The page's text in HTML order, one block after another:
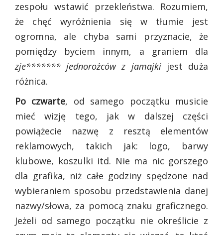
zespołu wstawić przekleństwa. Rozumiem,
że chęć wyróżnienia się w tłumie jest
ogromna, ale chyba sami przyznacie, że
pomiędzy byciem innym, a graniem dla
zje******* jednorożców z jamajkijest duża
różnica.
Po czwarte, od samego początku musicie
mieć wizję tego, jak w dalszej części
powiążecie nazwę z resztą elementów
reklamowych, takich jak: logo, barwy
klubowe, koszulki itd. Nie ma nic gorszego
dla grafika, niż całe godziny spędzone nad
wybieraniem sposobu przedstawienia danej
nazwy/słowa, za pomocą znaku graficznego.
Jeżeli od samego początku nie określicie z